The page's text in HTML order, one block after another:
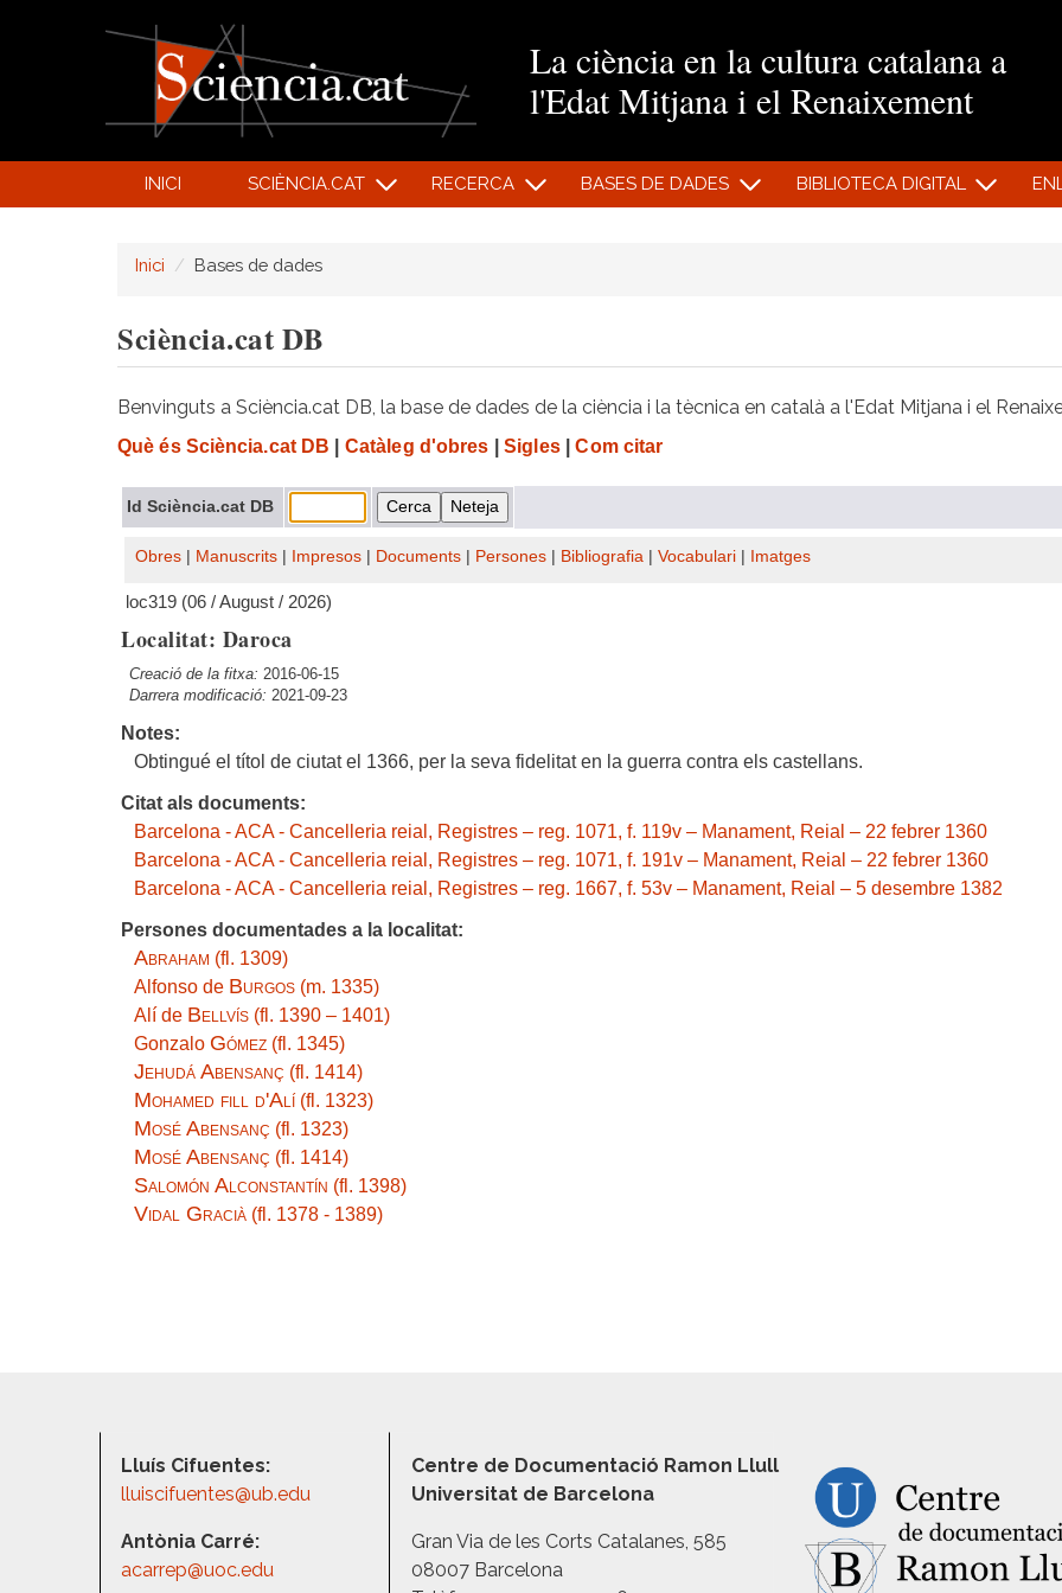
La ciència en la cultura catalana a
l'Edat Mitjana i el Renaixement
INICI SCIÈNCIA.CAT RECERCA BASES DE DADES BIBLIOTECA DIGITAL
Inici Bases de dades
Sciència.cat DB
Benvinguts a Sciència.cat DB, la base de dades de la ciència i la tècnica en català a l'Edat Mitjana i el
Què és Sciència.cat DB Catàleg d'obres Sigles| Com citar
Id Sciència.cat DB
Obres Manuscrits Impresos Documents Persones Bibliografia Vocabulari Imatges
loc319 (06 / August / 2026)
Localitat: Daroca
Creació de la fitxa: 2016-06-15
Darrera modificació: 2021-09-23
Notes:
Obtingué el títol de ciutat el 1366, per la seva fidelitat en la guerra contra els castellans.
Citat als documents:
Barcelona - ACA - Cancelleria reial, Registres – reg. 1071, f. 119v – Manament, Reial – 22 febrer 1360
Barcelona - ACA - Cancelleria reial, Registres – reg. 1071, f. 191v – Manament, Reial – 22 febrer 1360
Barcelona - ACA - Cancelleria reial, Registres – reg. 1667, f. 53v – Manament, Reial – 5 desembre 1382
Persones documentades a la localitat:
Abraham (fl. 1309)
Alfonso de Burgos (m. 1335)
Alí de Bellvís (fl. 1390 – 1401)
Gonzalo Gómez (fl. 1345)
Jehudá Abensanç (fl. 1414)
Mohamed fill d'Alí(fl. 1323)
Mosé Abensanç (fl. 1323)
Mosé Abensanç (fl. 1414)
Salomón Alconstantín (fl. 1398)
Vidal Gracià (fl. 1378 - 1389)
Lluís Cifuentes:
lluiscifuentes@ub.edu
Antònia Carré:
acarrep@uoc.edu
Centre de Documentació Ramon Llull
Universitat de Barcelona
Gran Via de les Corts Catalanes, 585
08007 Barcelona